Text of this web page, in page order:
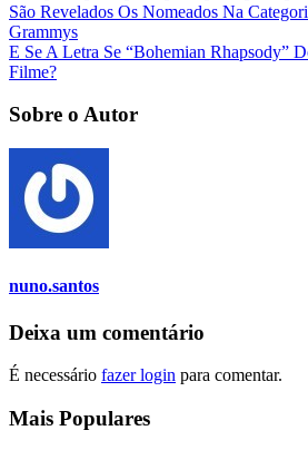
São Revelados Os Nomeados Na
Grammys
E Se A Letra Se “Bohemian Rhapsody”
Filme?
Sobre o Autor
nuno.santos
Deixa um comentário
É necessário fazer login para comentar.
Mais Populares